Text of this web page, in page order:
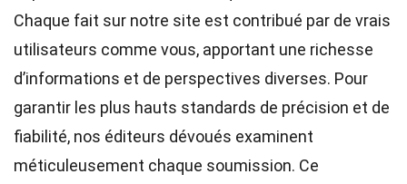
Chaque fait sur notre site est contribué par de vrais
utilisateurs comme vous, apportant une richesse
d’informations et de perspectives diverses. Pour
garantir les plus hauts standards de précision et de
fiabilité, nos éditeurs dévoués examinent
méticuleusement chaque soumission. Ce